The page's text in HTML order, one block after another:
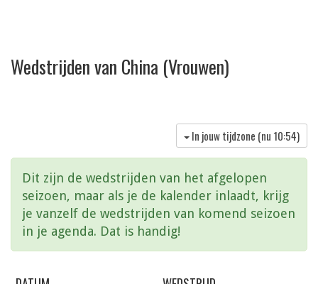
Wedstrijden van China (Vrouwen)
In jouw tijdzone (nu 10:54)
Dit zijn de wedstrijden van het afgelopen
seizoen, maar als je de kalender inlaadt, krijg
je vanzelf de wedstrijden van komend seizoen
in je agenda. Dat is handig!